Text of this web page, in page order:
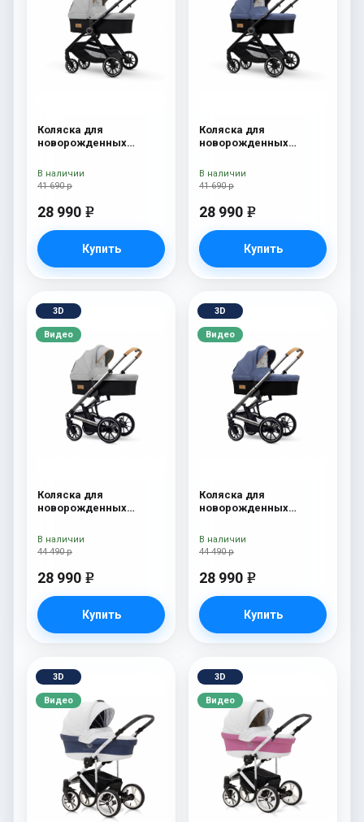
Коляска для
новорожденных
41 690 р
28 990 e
Купить
В наличии
Коляска для
новорожденных
41 690 р
28 990 e
Купить
В наличии
3D
Видео
Коляска для
новорожденных
44 490 р
28 990 e
Купить
В наличии
3D
Видео
Коляска для
новорожденных
44 490 р
28 990 e
Купить
В наличии
3D
Видео
3D
Видео